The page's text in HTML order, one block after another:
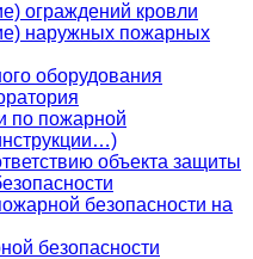
ограждений кровли
наружных пожарных
оборудования
по пожарной
объекта защиты
безопасности на
безопасности